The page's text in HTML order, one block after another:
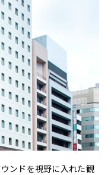
ンドを視野に入れた観